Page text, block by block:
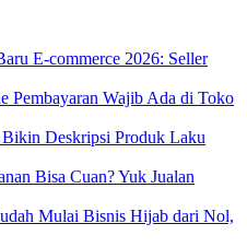
E-commerce 2026: Seller
Pembayaran Wajib Ada di Toko
Bikin Deskripsi Produk Laku
Bisa Cuan? Yuk Jualan
Mulai Bisnis Hijab dari Nol,